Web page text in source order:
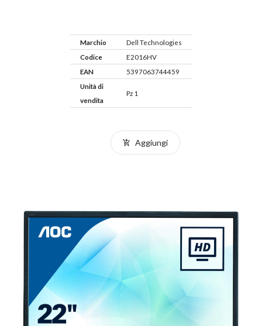
Marchio
Dell Technologies
Codice
E2016HV
EAN
5397063744459
Unità di
vendita
Pz 1
Aggiungi